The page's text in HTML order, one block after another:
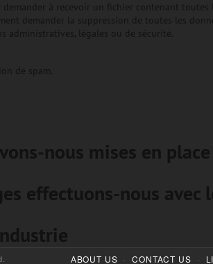
à recevoir un fichier contenant toutes
demander la suppression de toutes les
administratives, légales ou de sécurité.
de spam.
nous mises en
effectuons-nous avec
ABOUT US · CONTACT US ·